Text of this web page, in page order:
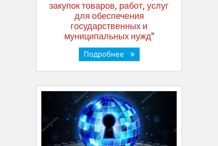
закупок товаров, работ, услуг
для обеспечения
государственных и
муниципальных нужд"
Подробнее